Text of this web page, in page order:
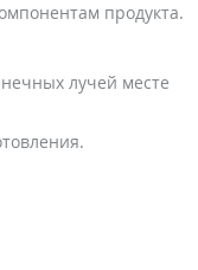
продукта.
лучей месте